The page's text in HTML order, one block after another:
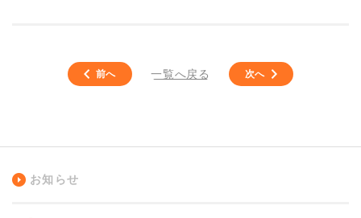
前へ 一覧へ戻る 次へ
お知らせ